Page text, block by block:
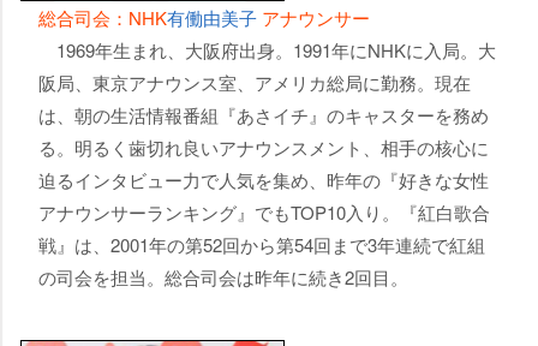
総合司会：NHK有働由美子 アナウンサー
1969年生まれ、大阪府出身。1991年にNHKに入局。大
阪局、東京アナウンス室、アメリカ総局に勤務。現在
は、朝の生活情報番組『あさイチ』のキャスターを務め
る。明るく歯切れ良いアナウンスメント、相手の核心に
迫るインタビュー力で人気を集め、昨年の『好きな女性
アナウンサーランキング』でもTOP10入り。『紅白歌合
戦』は、2001年の第52回から第54回まで3年連続で紅組
の司会を担当。総合司会は昨年に続き2回目。